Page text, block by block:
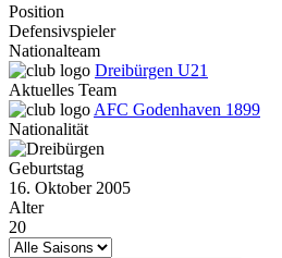
Position
Defensivspieler
Nationalteam
Dreibürgen U21
Aktuelles Team
AFC Godenhaven 1899
Nationalität
Geburtstag
16. Oktober 2005
Alter
20